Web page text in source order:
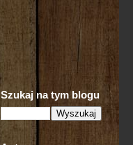
Szukaj na tym blogu